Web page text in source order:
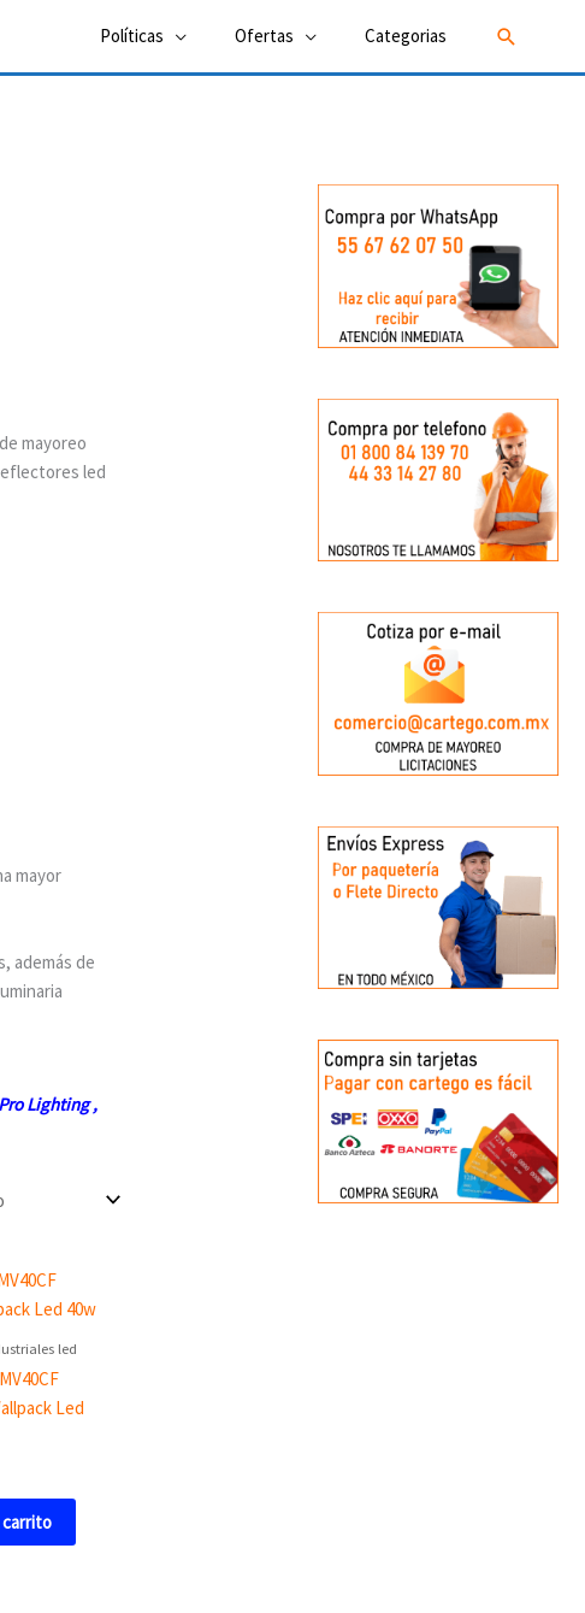
Políticas Ofertas Categorias Buscar
mayoreo
led
mayor
además de
Lighting,
led
Led
carrito